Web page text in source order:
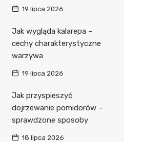
19 lipca 2026
Jak wygląda kalarepa –
cechy charakterystyczne
warzywa
19 lipca 2026
Jak przyspieszyć
dojrzewanie pomidorów –
sprawdzone sposoby
18 lipca 2026